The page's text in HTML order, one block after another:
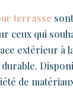
terrasse
ceux qui
extérieur à
de